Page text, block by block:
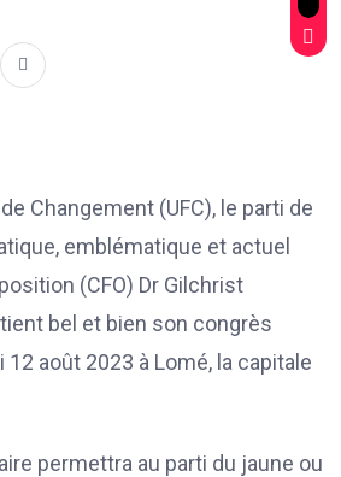
Changement (UFC), le parti de
emblématique et actuel
(CFO) Dr Gilchrist
tient bel et bien son congrès
août 2023 à Lomé, la capitale
permettra au parti du jaune ou